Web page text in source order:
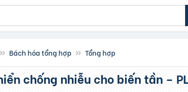
Bách hóa tổng hợp Tổng hợp